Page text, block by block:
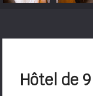
Hôtel de